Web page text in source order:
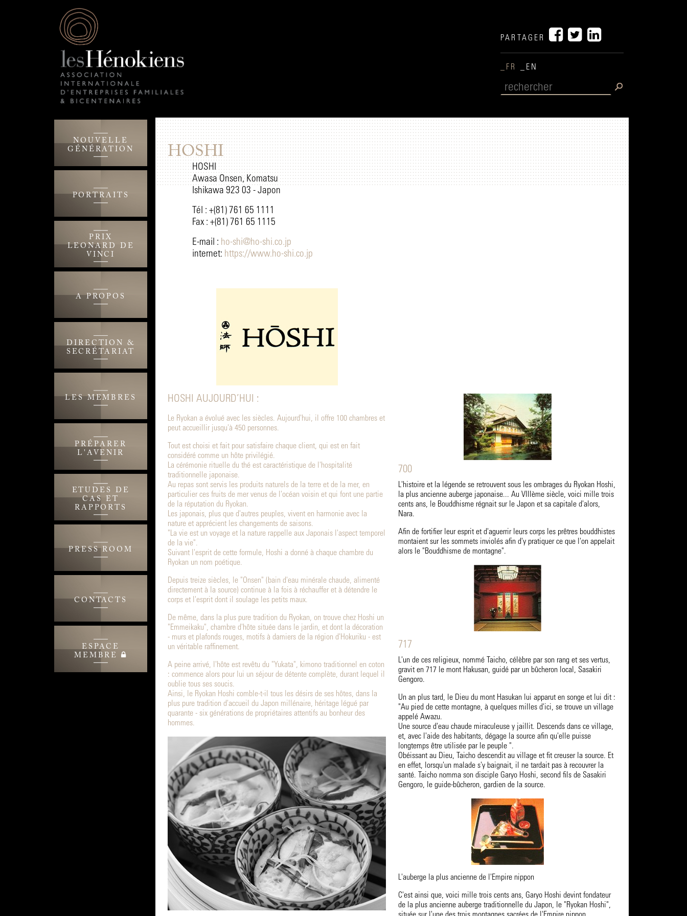
PARTAGER
_FR _EN
NOUVELLE
GÉNÉRATION
PORTRAITS
PRIX
LEONARD DE
VINCI
A PROPOS
DIRECTION &
SECRÉTARIAT
LES MEMBRES
PRÉPARER
L'AVENIR
ETUDES DE
CAS ET
RAPPORTS
PRESS ROOM
CONTACTS
ESPACE
MEMBRE
HOSHI
HOSHI
Awasa Onsen, Komatsu
Ishikawa 923 03 - Japon
Tél : +(81) 761 65 1111
Fax : +(81) 761 65 1115
E-mail : ho-shi@ho-shi.co.jp
internet: https://www.ho-shi.co.jp
HOSHI AUJOURD’HUI :
Le Ryokan a évolué avec les siècles. Aujourd'hui, il offre 100 chambres et
peut accueillir jusqu'à 450 personnes.
Tout est choisi et fait pour satisfaire chaque client, qui est en fait
considéré comme un hôte privilégié.
La cérémonie rituelle du thé est caractéristique de l'hospitalité
traditionnelle japonaise.
Au repas sont servis les produits naturels de la terre et de la mer, en
particulier ces fruits de mer venus de l'océan voisin et qui font une partie
de la réputation du Ryokan.
Les japonais, plus que d'autres peuples, vivent en harmonie avec la
nature et apprécient les changements de saisons.
"La vie est un voyage et la nature rappelle aux Japonais l'aspect temporel
de la vie".
Suivant l'esprit de cette formule, Hoshi a donné à chaque chambre du
Ryokan un nom poétique.
Depuis treize siècles, le "Onsen" (bain d'eau minérale chaude, alimenté
directement à la source) continue à la fois à réchauffer et à détendre le
corps et l'esprit dont il soulage les petits maux.
De même, dans la plus pure tradition du Ryokan, on trouve chez Hoshi un
"Emmeikaku", chambre d'hôte située dans le jardin, et dont la décoration
- murs et plafonds rouges, motifs à damiers de la région d'Hokuriku - est
un véritable raffinement.
A peine arrivé, l'hôte est revêtu du "Yukata", kimono traditionnel en coton
: commence alors pour lui un séjour de détente complète, durant lequel il
oublie tous ses soucis.
Ainsi, le Ryokan Hoshi comble-t-il tous les désirs de ses hôtes, dans la
plus pure tradition d'accueil du Japon millénaire, héritage légué par
quarante - six générations de propriétaires attentifs au bonheur des
hommes.
700
L'histoire et la légende se retrouvent sous les ombrages du Ryokan Hoshi,
la plus ancienne auberge japonaise... Au VIIIème siècle, voici mille trois
cents ans, le Bouddhisme régnait sur le Japon et sa capitale d'alors,
Nara.
Afin de fortifier leur esprit et d'aguerrir leurs corps les prêtres bouddhistes
montaient sur les sommets inviolés afin d'y pratiquer ce que l'on appelait
alors le "Bouddhisme de montagne".
717
L'un de ces religieux, nommé Taicho, célèbre par son rang et ses vertus,
gravit en 717 le mont Hakusan, guidé par un bûcheron local, Sasakiri
Gengoro.
Un an plus tard, le Dieu du mont Hasukan lui apparut en songe et lui dit :
"Au pied de cette montagne, à quelques milles d'ici, se trouve un village
appelé Awazu.
Une source d'eau chaude miraculeuse y jaillit. Descends dans ce village,
et, avec l'aide des habitants, dégage la source afin qu'elle puisse
longtemps être utilisée par le peuple ".
Obéissant au Dieu, Taicho descendit au village et fit creuser la source. Et
en effet, lorsqu'un malade s'y baignait, il ne tardait pas à recouvrer la
santé. Taicho nomma son disciple Garyo Hoshi, second fils de Sasakiri
Gengoro, le guide-bûcheron, gardien de la source.
L'auberge la plus ancienne de l'Empire nippon
C'est ainsi que, voici mille trois cents ans, Garyo Hoshi devint fondateur
de la plus ancienne auberge traditionnelle du Japon, le "Ryokan Hoshi",